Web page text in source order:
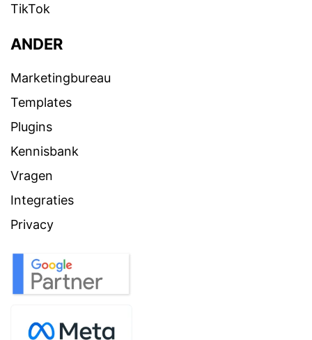
TikTok
ANDER
Marketingbureau
Templates
Plugins
Kennisbank
Vragen
Integraties
Privacy